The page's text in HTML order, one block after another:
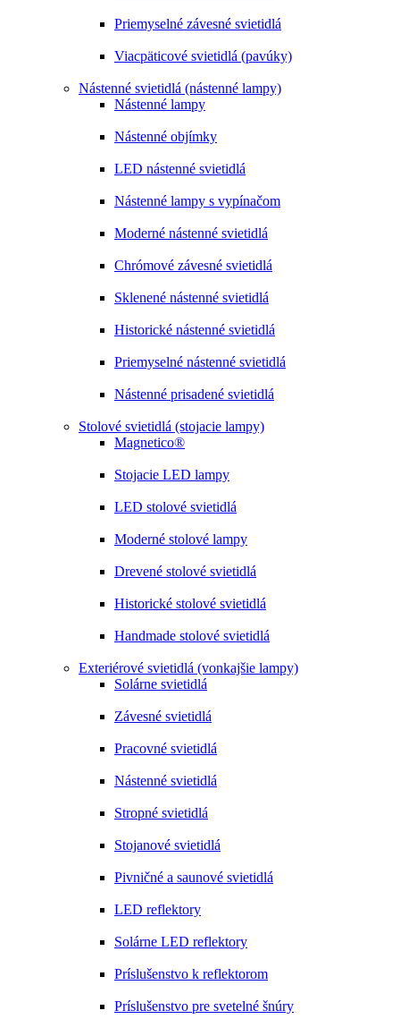
Priemyselné závesné svietidlá
Viacpäticové svietidlá (pavúky)
Nástenné svietidlá (nástenné lampy)
Nástenné lampy
Nástenné objímky
LED nástenné svietidlá
Nástenné lampy s vypínačom
Moderné nástenné svietidlá
Chrómové závesné svietidlá
Sklenené nástenné svietidlá
Historické nástenné svietidlá
Priemyselné nástenné svietidlá
Nástenné prisadené svietidlá
Stolové svietidlá (stojacie lampy)
Magnetico®
Stojacie LED lampy
LED stolové svietidlá
Moderné stolové lampy
Drevené stolové svietidlá
Historické stolové svietidlá
Handmade stolové svietidlá
Exteriérové svietidlá (vonkajšie lampy)
Solárne svietidlá
Závesné svietidlá
Pracovné svietidlá
Nástenné svietidlá
Stropné svietidlá
Stojanové svietidlá
Pivničné a saunové svietidlá
LED reflektory
Solárne LED reflektory
Príslušenstvo k reflektorom
Príslušenstvo pre svetelné šnúry